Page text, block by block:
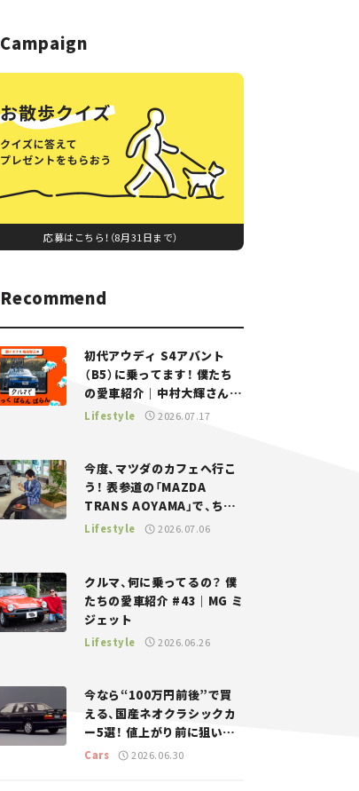
Campaign
応募はこちら！（8月31日まで）
Recommend
初代アウディ S4アバント
（B5）に乗ってます！ 僕たち
の愛車紹介｜中村大輝さん
——瀬イオナと嶋田智之の
Lifestyle 2026.07.17
今度、マツダのカフェへ行こ
う！ 表参道の「MAZDA
TRANS AOYAMA」で、ちょ
っとひと息。——連載｜CCG
Lifestyle 2026.07.06
クルマ、何に乗ってるの？ 僕
たちの愛車紹介 #43｜MG ミ
ジェット
Lifestyle 2026.06.26
今なら“100万円前後”で買
える、国産ネオクラシックカ
ー5選！ 値上がり前に狙いた
い、中古車探しをお手伝い――ち
Cars 2026.06.30